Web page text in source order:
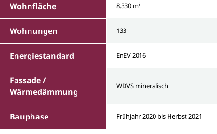
Wohnfläche 8.330 m²
Wohnungen 133
Energiestandard EnEV 2016
Fassade /
Wärmedämmung
WDVS mineralisch
Bauphase Frühjahr 2020 bis Herbst 2021